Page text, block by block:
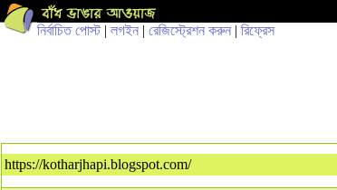
নির্বাচিত পোস্ট| লগইন | রেজিস্ট্রেশন করুন | রিফ্রেস
https://kotharjhapi.blogspot.com/